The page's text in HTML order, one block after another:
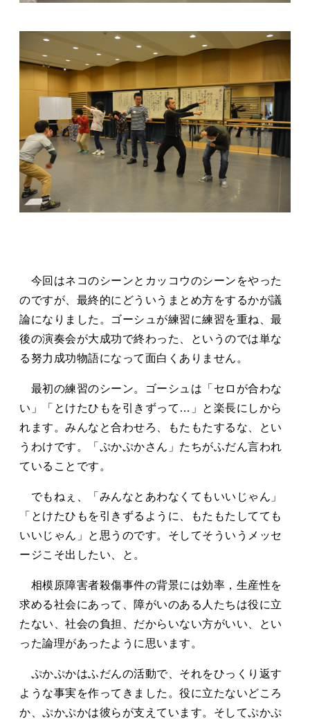
今回はネコのシーンとカッコウのシーンをやった
のですが、最終的にどういうまとめ方をするかが議
論になりました。ゴーシュが練習に練習を重ね、最
後の演奏会が大成功で終わった、というのでは単な
る努力成功物語になって面白くありません。
最初の練習のシーン。ゴーシュは「セロが合わな
い」「とけたひもを引きずって…」と楽長にしから
れます。みんなと合わせろ、もたもたするな、とい
うわけです。「ぷかぷかさん」たちがふだん言われ
ていることです。
でもねぇ、「みんなとあわなくてもいいじゃん」
「とけたひもを引きずるように、もたもたしてても
いいじゃん」と思うのです。そしてそういうメッセ
ージこそ出したい、と。
相模原障害者殺傷事件の背景には効率，生産性を
求める社会にあって、障がいのある人たちは役に立
たない、社会の負担、だからいない方がいい、とい
った論理があったように思います。
ぷかぷかはふだんの活動で、それをひっくり返す
ような事実を作ってきました。役に立たないどころ
か、ぷかぷかは彼らが支えています。そしてぷかぷ